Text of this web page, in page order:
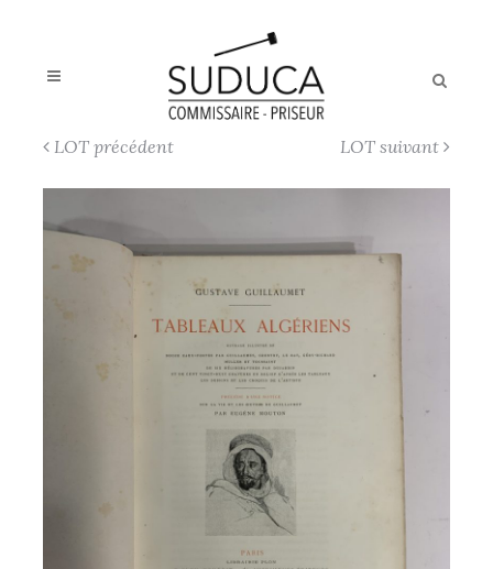
LOT précédent LOT suivant